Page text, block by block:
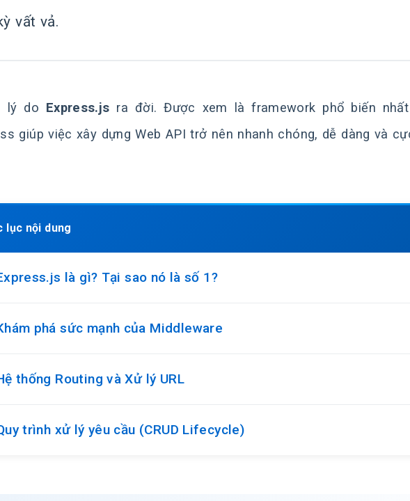
vất vả.
lý do Express.js ra đời. Được xem là framework phổ biến
giúp việc xây dựng Web API trở nên nhanh chóng, dễ dàng và
lục nội dung
là gì? Tại sao nó là số 1?
phá sức mạnh của Middleware
thống Routing và Xử lý URL
trình xử lý yêu cầu (CRUD Lifecycle)